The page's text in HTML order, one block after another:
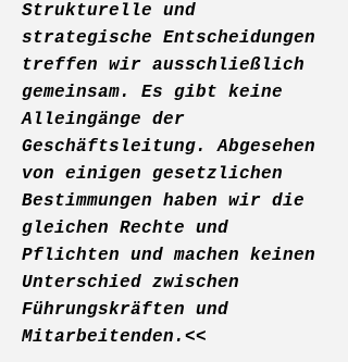
Strukturelle und
strategische Entscheidungen
treffen wir ausschließlich
gemeinsam. Es gibt keine
Alleingänge der
Geschäftsleitung. Abgesehen
von einigen gesetzlichen
Bestimmungen haben wir die
gleichen Rechte und
Pflichten und machen keinen
Unterschied zwischen
Führungskräften und
Mitarbeitenden.<<